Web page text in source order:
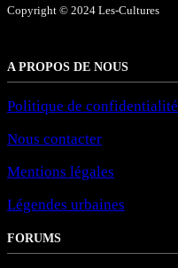
Copyright © 2024 Les-Cultures
A PROPOS DE NOUS
Politique de confidentialité
Nous contacter
Mentions légales
Légendes urbaines
FORUMS